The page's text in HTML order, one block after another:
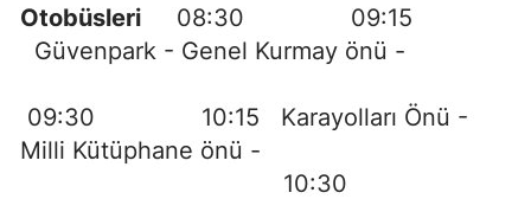
Otobüsleri 08:30 09:15
Güvenpark - Genel Kurmay önü -
09:30 10:15 Karayolları Önü -
Milli Kütüphane önü -
10:30